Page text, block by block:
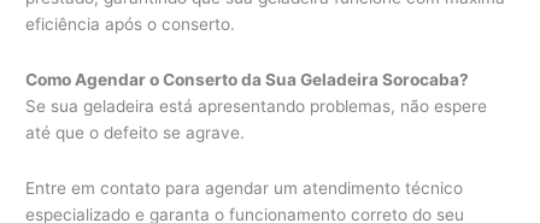
eficiência após o conserto.
Como Agendar o Conserto da Sua Geladeira Sorocaba?
Se sua geladeira está apresentando problemas, não espere
até que o defeito se agrave.
Entre em contato para agendar um atendimento técnico
especializado e garanta o funcionamento correto do seu